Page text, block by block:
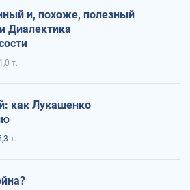
и, похоже, полезный
Диалектика
1,0 т.
как Лукашенко
т.